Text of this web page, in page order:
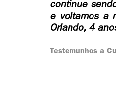
continue
e voltamos a
Orlando, 4
Testemunhos a